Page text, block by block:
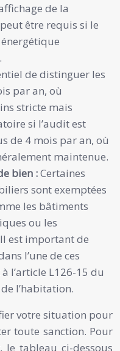
de la
être requis si le
de distinguer les
par an, où
stricte mais
si l’audit est
de 4 mois par an, où
maintenue.
bien :Certaines
sont exemptées
les bâtiments
ou les
est important de
l’une de ces
l’article L126-15 du
l’habitation.
votre situation pour
toute sanction. Pour
tableau ci-dessous